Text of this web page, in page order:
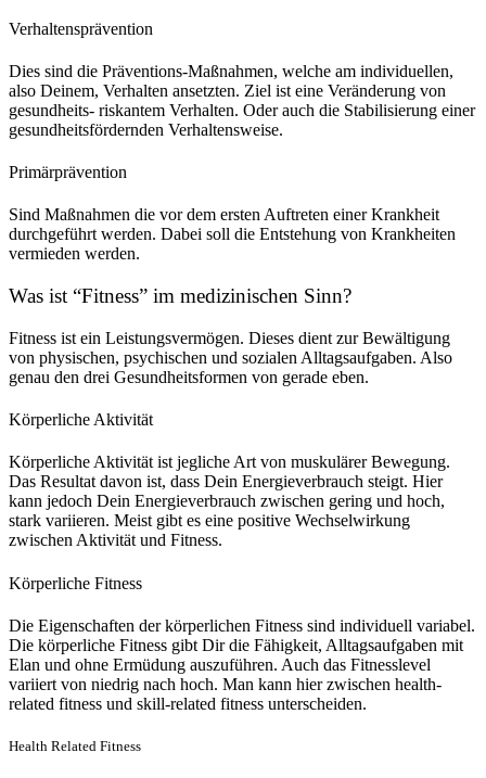
Verhaltensprävention
Dies sind die Präventions-Maßnahmen, welche am individuellen,
also Deinem, Verhalten ansetzten. Ziel ist eine Veränderung von
gesundheits- riskantem Verhalten. Oder auch die Stabilisierung einer
gesundheitsfördernden Verhaltensweise.
Primärprävention
Sind Maßnahmen die vor dem ersten Auftreten einer Krankheit
durchgeführt werden. Dabei soll die Entstehung von Krankheiten
vermieden werden.
Was ist “Fitness” im medizinischen Sinn?
Fitness ist ein Leistungsvermögen. Dieses dient zur Bewältigung
von physischen, psychischen und sozialen Alltagsaufgaben. Also
genau den drei Gesundheitsformen von gerade eben.
Körperliche Aktivität
Körperliche Aktivität ist jegliche Art von muskulärer Bewegung.
Das Resultat davon ist, dass Dein Energieverbrauch steigt. Hier
kann jedoch Dein Energieverbrauch zwischen gering und hoch,
stark variieren. Meist gibt es eine positive Wechselwirkung
zwischen Aktivität und Fitness.
Körperliche Fitness
Die Eigenschaften der körperlichen Fitness sind individuell variabel.
Die körperliche Fitness gibt Dir die Fähigkeit, Alltagsaufgaben mit
Elan und ohne Ermüdung auszuführen. Auch das Fitnesslevel
variiert von niedrig nach hoch. Man kann hier zwischen health-
related fitness und skill-related fitness unterscheiden.
Health Related Fitness